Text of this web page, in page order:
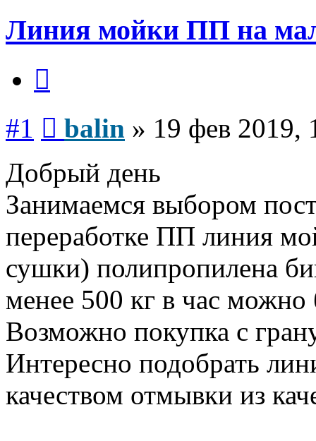
Линия мойки ПП на
#1 balin » 19 фев 2019,
Добрый день
Занимаемся выбором
переработке ПП линия
сушки) полипропилена
менее 500 кг в час
Возможно покупка с
Интересно подобрать
качеством отмывки из